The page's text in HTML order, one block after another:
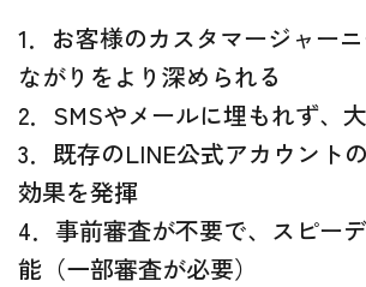
1．お客様のカスタマージャー
ながりをより深められる
2．SMSやメールに埋もれず、
3．既存のLINE公式アカウント
効果を発揮
4．事前審査が不要で、スピー
能（一部審査が必要）